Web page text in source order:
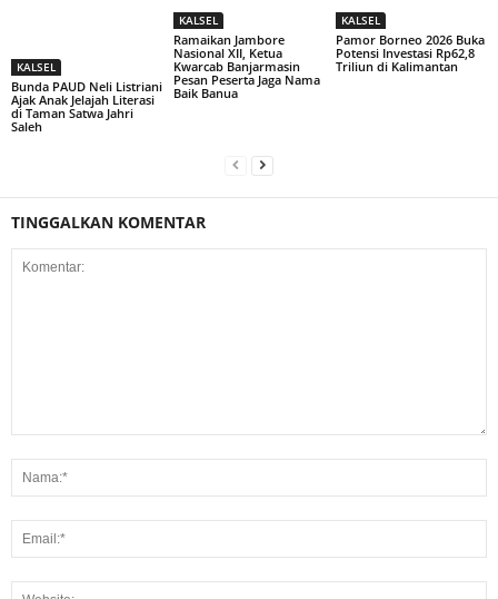
KALSEL
Bunda PAUD Neli Listriani
Ajak Anak Jelajah Literasi
di Taman Satwa Jahri
Saleh
KALSEL
Ramaikan Jambore
Nasional XII, Ketua
Kwarcab Banjarmasin
Pesan Peserta Jaga Nama
Baik Banua
KALSEL
Pamor Borneo 2026 Buka
Potensi Investasi Rp62,8
Triliun di Kalimantan
TINGGALKAN KOMENTAR